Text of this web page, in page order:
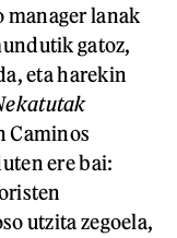
manager lanak
gatoz,
eta harekin
Caminos
ere bai:
utzita zegoela,